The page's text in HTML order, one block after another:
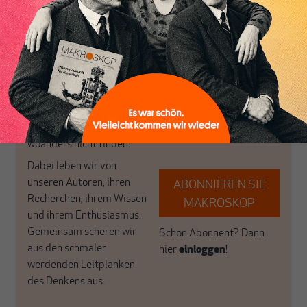
postkeynesianischen
Perspektive und ist damit
in Deutschland einzigartig.
MAKROSKOP steht für
das große Ganze. Wir
haben einen Blick auf
Geld, Wirtschaft und
Politik, den Sie so
woanders nicht finden.
Dabei leben wir von
unseren Autoren, ihren
Recherchen, ihrem Wissen
und ihrem Enthusiasmus.
Gemeinsam scheren wir
aus den schmaler
werdenden Leitplanken
des Denkens aus.
eingerichtet haben. Wir
öffnen Fenster und
bringen frische Luft in die
engen und verstaubten
Debattenräume.
Brauchen Sie auch frische
Luft? Dann folgen Sie
einfach dem Button.
ABONNIEREN SIE
MAKROSKOP
Schon Abonnent? Dann
hiereinloggen!